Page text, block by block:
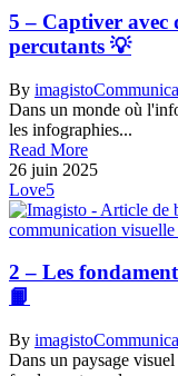
5 – Captiver avec
percutants 💡
By imagisto
Dans un monde où
les infographies...
Read More
26 juin 2025
Love5
2 – Les
📙
By imagisto
Dans un paysage